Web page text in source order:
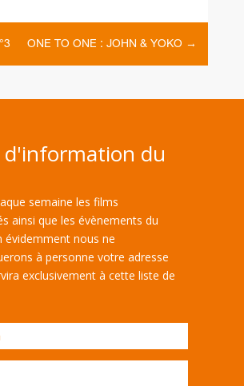
ONE TO ONE : JOHN & YOKO →
d'information du
semaine les films
ainsi que les évènements du
évidemment nous ne
à personne votre adresse
exclusivement à cette liste de